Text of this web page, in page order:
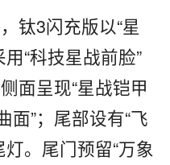
钛3闪充版以“星
“科技星战前脸”
面呈现“星战铠甲
面”；尾部设有“飞
。尾门预留“万象